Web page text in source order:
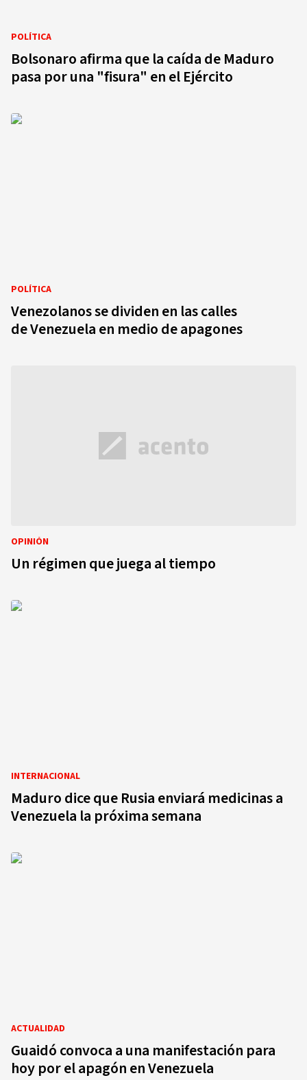
POLÍTICA
Bolsonaro afirma que la caída de Maduro
pasa por una "fisura" en el Ejército
POLÍTICA
Venezolanos se dividen en las calles
de Venezuela en medio de apagones
OPINIÓN
Un régimen que juega al tiempo
INTERNACIONAL
Maduro dice que Rusia enviará medicinas a
Venezuela la próxima semana
ACTUALIDAD
Guaidó convoca a una manifestación para
hoy por el apagón en Venezuela